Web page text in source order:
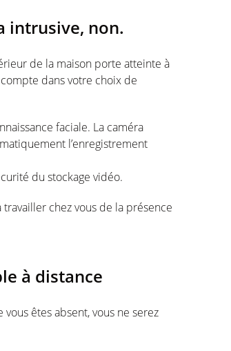
intrusive, non.
de la maison porte atteinte à
dans votre choix de
faciale. La caméra
l’enregistrement
du stockage vidéo.
chez vous de la présence
à distance
êtes absent, vous ne serez